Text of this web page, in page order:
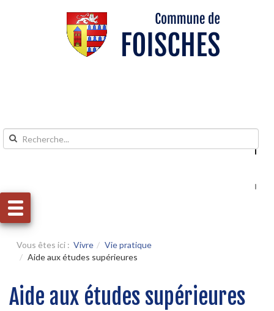
Aller au menu
Vous êtes ici : Vivre
Vie pratique
Aide aux études supérieures
Aide aux études supérieures